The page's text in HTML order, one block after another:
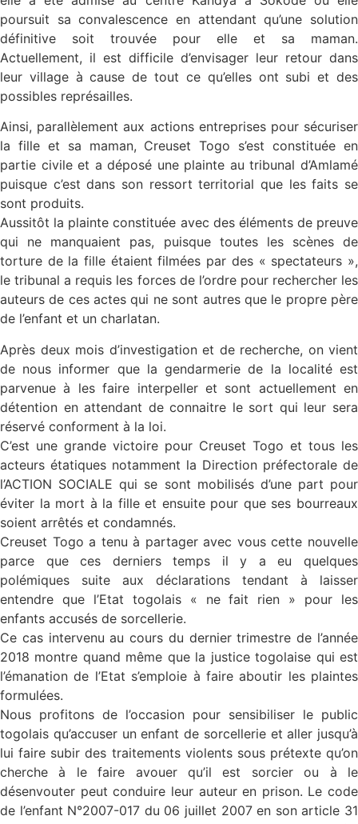
poursuit sa convalescence en attendant qu’une solution
définitive soit trouvée pour elle et sa maman.
Actuellement, il est difficile d’envisager leur retour dans
leur village à cause de tout ce qu’elles ont subi et des
possibles représailles.
Ainsi, parallèlement aux actions entreprises pour sécuriser
la fille et sa maman, Creuset Togo s’est constituée en
partie civile et a déposé une plainte au tribunal d’Amlamé
puisque c’est dans son ressort territorial que les faits se
sont produits.
Aussitôt la plainte constituée avec des éléments de preuve
qui ne manquaient pas, puisque toutes les scènes de
torture de la fille étaient filmées par des « spectateurs »,
le tribunal a requis les forces de l’ordre pour rechercher les
auteurs de ces actes qui ne sont autres que le propre père
de l’enfant et un charlatan.
Après deux mois d’investigation et de recherche, on vient
de nous informer que la gendarmerie de la localité est
parvenue à les faire interpeller et sont actuellement en
détention en attendant de connaitre le sort qui leur sera
réservé conforment à la loi.
C’est une grande victoire pour Creuset Togo et tous les
acteurs étatiques notamment la Direction préfectorale de
l’ACTION SOCIALE qui se sont mobilisés d’une part pour
éviter la mort à la fille et ensuite pour que ses bourreaux
soient arrêtés et condamnés.
Creuset Togo a tenu à partager avec vous cette nouvelle
parce que ces derniers temps il y a eu quelques
polémiques suite aux déclarations tendant à laisser
entendre que l’Etat togolais « ne fait rien » pour les
enfants accusés de sorcellerie.
Ce cas intervenu au cours du dernier trimestre de l’année
2018 montre quand même que la justice togolaise qui est
l’émanation de l’Etat s’emploie à faire aboutir les plaintes
formulées.
Nous profitons de l’occasion pour sensibiliser le public
togolais qu’accuser un enfant de sorcellerie et aller jusqu’à
lui faire subir des traitements violents sous prétexte qu’on
cherche à le faire avouer qu’il est sorcier ou à le
désenvouter peut conduire leur auteur en prison. Le code
de l’enfant N°2007-017 du 06 juillet 2007 en son article 31